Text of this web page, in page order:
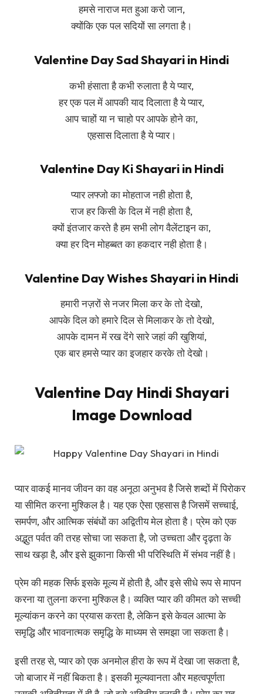
हमसे नाराज मत हुआ करो जान,
क्योंकि एक पल सदियों सा लगता है।
Valentine Day Sad Shayari in Hindi
कभी हंसाता है कभी रुलाता है ये प्यार,
हर एक पल में आपकी याद दिलाता है ये प्यार,
आप चाहों या न चाहो पर आपके होने का,
एहसास दिलाता है ये प्यार।
Valentine Day Ki Shayari in Hindi
प्यार लफ्जो का मोहताज नही होता है,
राज हर किसी के दिल में नही होता है,
क्यों इंतजार करते है हम सभी लोग वैलेंटाइन का,
क्या हर दिन मोहब्बत का हकदार नही होता है।
Valentine Day Wishes Shayari in Hindi
हमारी नज़रों से नजर मिला कर के तो देखो,
आपके दिल को हमारे दिल से मिलाकर के तो देखो,
आपके दामन में रख देंगे सारे जहां की खुशियां,
एक बार हमसे प्यार का इजहार करके तो देखो।
Valentine Day Hindi Shayari
Image Download
प्यार वाकई मानव जीवन का वह अनूठा अनुभव है जिसे शब्दों में पिरोकर
या सीमित करना मुश्किल है। यह एक ऐसा एहसास है जिसमें सच्चाई,
समर्पण, और आत्मिक संबंधों का अद्वितीय मेल होता है। प्रेम को एक
अद्भुत पर्वत की तरह सोचा जा सकता है, जो उच्चता और दृढ़ता के
साथ खड़ा है, और इसे झुकाना किसी भी परिस्थिति में संभव नहीं है।
प्रेम की महक सिर्फ इसके मूल्य में होती है, और इसे सीधे रूप से मापन
करना या तुलना करना मुश्किल है। व्यक्ति प्यार की कीमत को सच्ची
मूल्यांकन करने का प्रयास करता है, लेकिन इसे केवल आत्मा के
समृद्धि और भावनात्मक समृद्धि के माध्यम से समझा जा सकता है।
इसी तरह से, प्यार को एक अनमोल हीरा के रूप में देखा जा सकता है,
जो बाजार में नहीं बिकता है। इसकी मूल्यवानता और महत्वपूर्णता